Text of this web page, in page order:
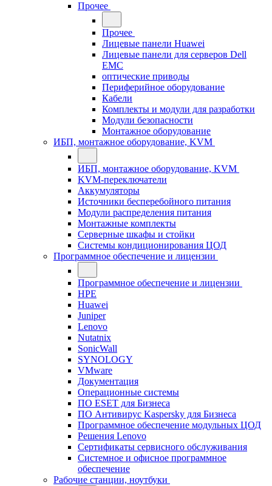
Прочее
Прочее
Лицевые панели Huawei
Лицевые панели для серверов Dell
EMC
оптические приводы
Периферийное оборудование
Кабели
Комплекты и модули для разработки
Модули безопасности
Монтажное оборудование
ИБП, монтажное оборудование, KVM
ИБП, монтажное оборудование, KVM
KVM-переключатели
Аккумуляторы
Источники бесперебойного питания
Модули распределения питания
Монтажные комплекты
Серверные шкафы и стойки
Системы кондиционирования ЦОД
Программное обеспечение и лицензии
Программное обеспечение и лицензии
HPE
Huawei
Juniper
Lenovo
Nutatnix
SonicWall
SYNOLOGY
VMware
Документация
Операционные системы
ПО ESET для Бизнеса
ПО Антивирус Kaspersky для Бизнеса
Программное обеспечение модульных ЦОД
Решения Lenovo
Сертификаты сервисного обслуживания
Системное и офисное программное
обеспечение
Рабочие станции, ноутбуки